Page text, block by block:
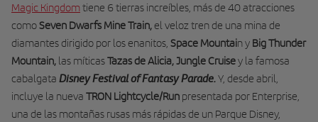
Magic Kingdomtiene 6 tierras increíbles, más de 40 atracciones
comoSeven Dwarfs Mine Train,el veloz tren de una mina de
diamantes dirigido por los enanitos, Space Mountain y Big Thunder
Mountain, las míticasTazas de Alicia, Jungle Cruisey la famosa
cabalgata Disney Festival of Fantasy Parade.Y, desde abril,
incluye la nueva TRON Lightcycle/Run presentada por Enterprise,
una de las montañas rusas más rápidas de un Parque Disney,